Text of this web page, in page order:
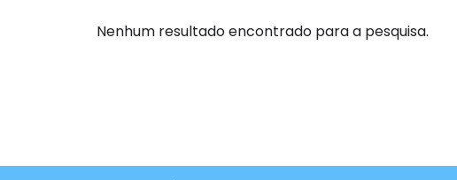
Nenhum resultado encontrado para a pesquisa.